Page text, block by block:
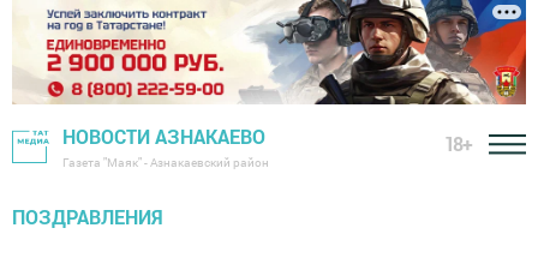
НОВОСТИ АЗНАКАЕВО
Газета "Маяк" - Азнакаевский район
18+
ПОЗДРАВЛЕНИЯ